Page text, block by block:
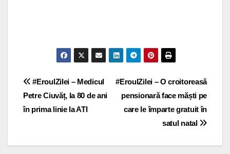
Post navigation#EroulZilei – O croitoreasă
pensionară face măști pe
care le împarte gratuit în
satul natal
#EroulZilei – Medicul
Petre Ciuvăț, la 80 de ani
în prima linie la ATI